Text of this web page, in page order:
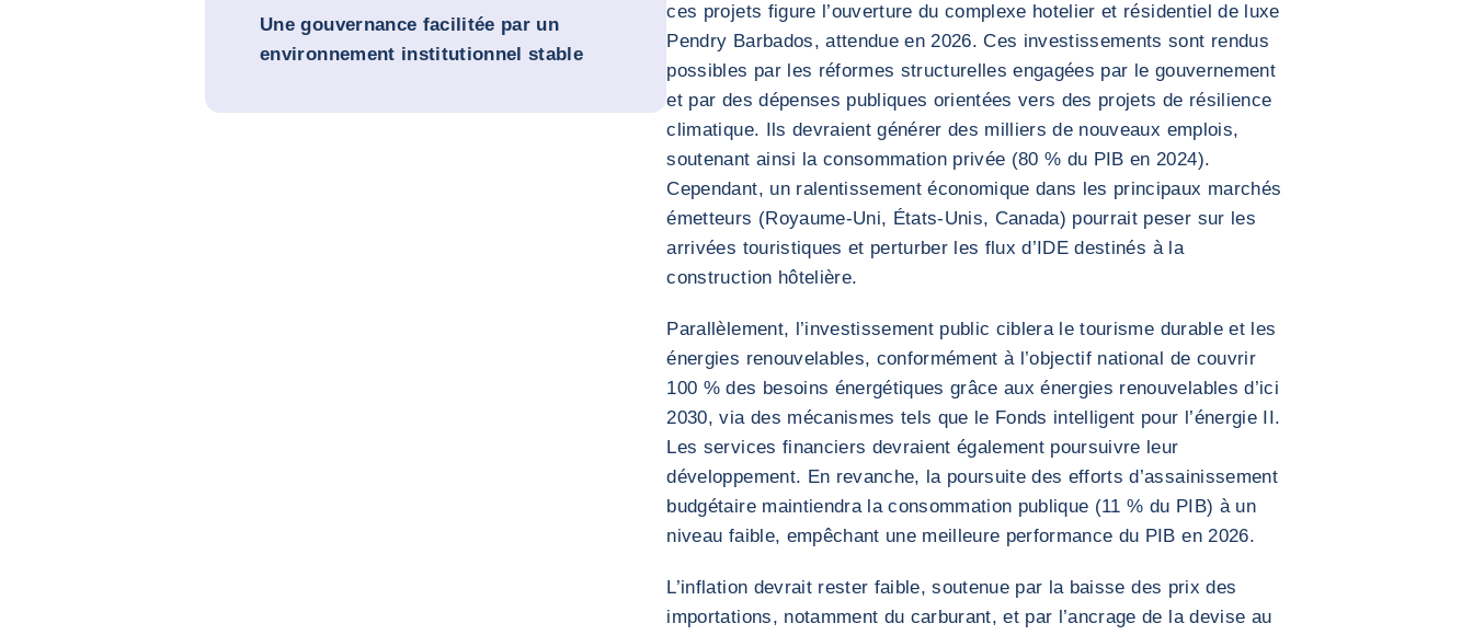
Une gouvernance facilitée par un
environnement institutionnel stable
ces projets figure l’ouverture du complexe hotelier et résidentiel de luxe
Pendry Barbados, attendue en 2026. Ces investissements sont rendus
possibles par les réformes structurelles engagées par le gouvernement
et par des dépenses publiques orientées vers des projets de résilience
climatique. Ils devraient générer des milliers de nouveaux emplois,
soutenant ainsi la consommation privée (80 % du PIB en 2024).
Cependant, un ralentissement économique dans les principaux marchés
émetteurs (Royaume-Uni, États-Unis, Canada) pourrait peser sur les
arrivées touristiques et perturber les flux d’IDE destinés à la
construction hôtelière.
Parallèlement, l’investissement public ciblera le tourisme durable et les
énergies renouvelables, conformément à l’objectif national de couvrir
100 % des besoins énergétiques grâce aux énergies renouvelables d’ici
2030, via des mécanismes tels que le Fonds intelligent pour l’énergie II.
Les services financiers devraient également poursuivre leur
développement. En revanche, la poursuite des efforts d’assainissement
budgétaire maintiendra la consommation publique (11 % du PIB) à un
niveau faible, empêchant une meilleure performance du PIB en 2026.
L’inflation devrait rester faible, soutenue par la baisse des prix des
importations, notamment du carburant, et par l’ancrage de la devise au